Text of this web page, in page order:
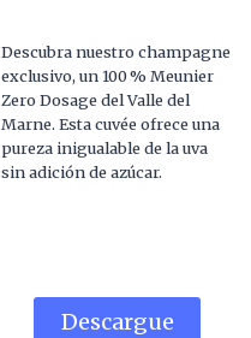
Descubra nuestro champagne
exclusivo, un 100 % Meunier
Zero Dosage del Valle del
Marne. Esta cuvée ofrece una
pureza inigualable de la uva
sin adición de azúcar.
Descargue